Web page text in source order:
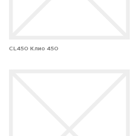
CL450 Клио 450